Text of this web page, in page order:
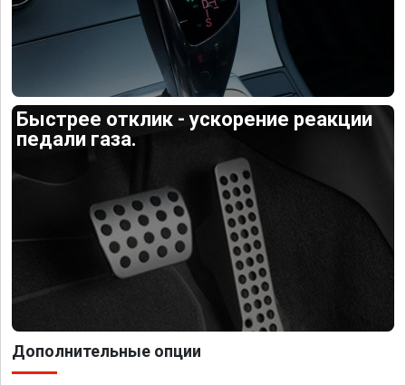
Быстрее отклик - ускорение реакции
педали газа.
Дополнительные опции